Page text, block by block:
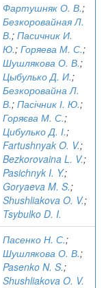
Фартушняк О. В.;
Безкоровайная Л.
В.; Пасичник И.
Ю.; Горяева М. С.;
Шушлякова О. В.;
Цыбулько Д. И.;
Безкоровайна Л.
В.; Пасічник І. Ю.;
Горяєва М. С.;
Цибулько Д. І.;
Fartushnyak O. V.;
Bezkorovaina L. V.;
Pasichnyk I. Y.;
Goryaeva M. S.;
Shushliakova O. V.;
Tsybulko D. I.
Пасенко Н. С.;
Шушлякова О. В.;
Pasenko N. S.;
Shushliakova O. V.